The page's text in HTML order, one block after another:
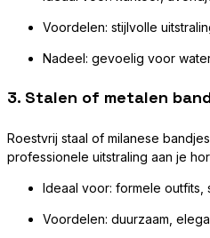
Voordelen: stijlvolle
Nadeel: gevoelig voor
3. Stalen of metalen
Roestvrij staal of milanese
professionele uitstraling aan je
Ideaal voor: formele
Voordelen: duurzaam,